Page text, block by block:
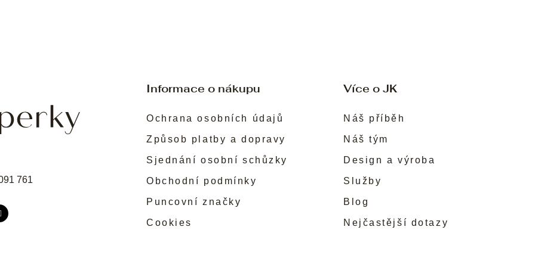
Informace o nákupu
Ochrana osobních údajů
Způsob platby a dopravy
Sjednání osobní schůzky
Obchodní podmínky
Puncovní značky
Cookies
Více o JK
Náš příběh
Náš tým
Design a výroba
Služby
Blog
Nejčastější dotazy
761